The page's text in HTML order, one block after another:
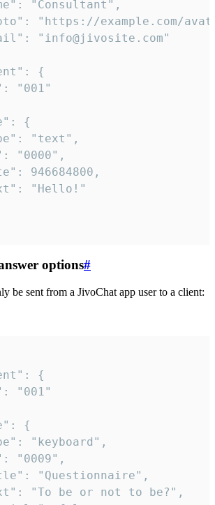
options#
be sent from a JivoChat app user to a client: